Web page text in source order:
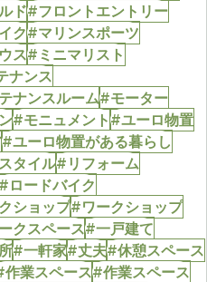
ド#フロントエントリー
ク#マリンスポーツ
ス#ミニマリスト
ナンス
ナンスルーム#モーター
#モニュメント#ユーロ物置
#ユーロ物置がある暮らし
タイル#リフォーム
ロードバイク
ショップ#ワークショップ
クスペース#一戸建て
#一軒家#丈夫#休憩スペース
業スペース#作業スペース